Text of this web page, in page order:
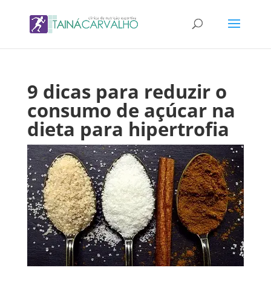
9 dicas para reduzir o
consumo de açúcar na
dieta para hipertrofia